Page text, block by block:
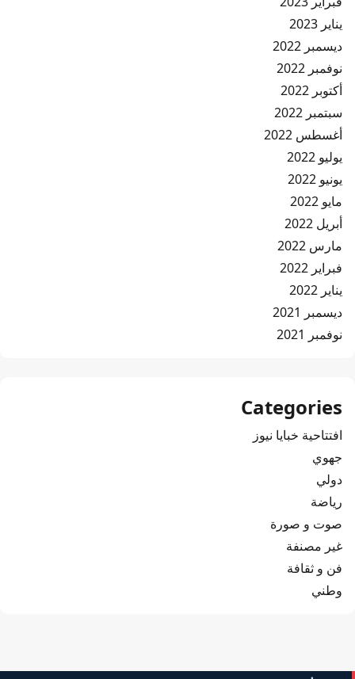
يناير 2023
ديسمبر 2022
نوفمبر 2022
أكتوبر 2022
سبتمبر 2022
أغسطس 2022
يوليو 2022
يونيو 2022
مايو 2022
أبريل 2022
مارس 2022
فبراير 2022
يناير 2022
ديسمبر 2021
نوفمبر 2021
Categories
افتتاحية خبايا نيوز
جهوي
دولي
رياضة
صوت و صورة
غير مصنفة
فن و ثقافة
وطني